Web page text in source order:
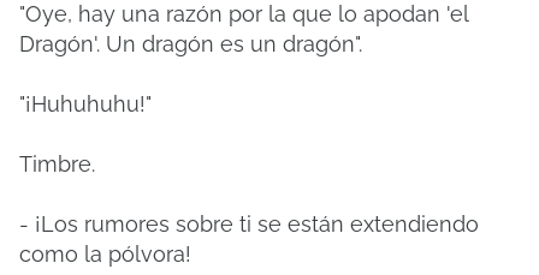
"Oye, hay una razón por la que lo apodan 'el
Dragón'. Un dragón es un dragón".
"¡Huhuhuhu!"
Timbre.
- ¡Los rumores sobre ti se están extendiendo
como la pólvora!